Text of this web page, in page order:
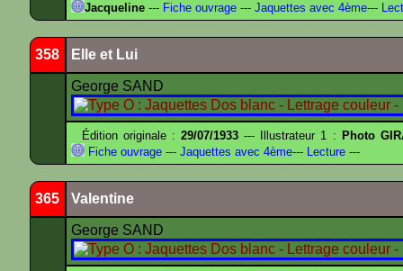
Jacqueline --- Fiche ouvrage --- Jaquettes avec 4ème---
358 Elle et Lui
George SAND
Édition originale :29/07/1933 --- Illustrateur 1 : Photo
Fiche ouvrage --- Jaquettes avec 4ème--- Lecture ---
365 Valentine
George SAND